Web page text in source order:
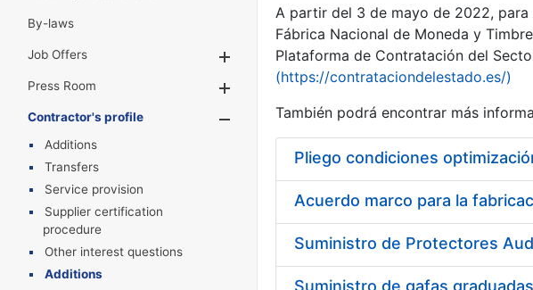
By-laws
Job Offers
Show/Hide
Press Room
Show/Hide
Contractor's profile
Show/Hide
Additions
Transfers
Service provision
Supplier certification
procedure
Other interest questions
Additions
A partir del 3 de mayo de 2022,
Fábrica Nacional de Moneda y
Plataforma de Contratación del
(https://contrataciondelestado.es/)
También podrá encontrar más
Pliego condiciones
Acuerdo marco para la